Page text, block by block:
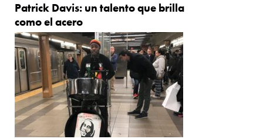
Patrick Davis: un talento que brilla
como el acero